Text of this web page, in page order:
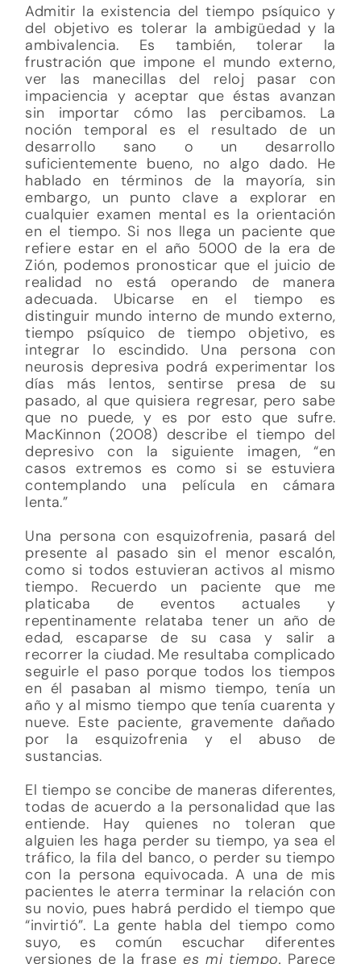
Admitir la existencia del tiempo psíquico y
del objetivo es tolerar la ambigüedad y la
ambivalencia. Es también, tolerar la
frustración que impone el mundo externo,
ver las manecillas del reloj pasar con
impaciencia y aceptar que éstas avanzan
sin importar cómo las percibamos. La
noción temporal es el resultado de un
desarrollo sano o un desarrollo
suficientemente bueno, no algo dado. He
hablado en términos de la mayoría, sin
embargo, un punto clave a explorar en
cualquier examen mental es la orientación
en el tiempo. Si nos llega un paciente que
refiere estar en el año 5000 de la era de
Zión, podemos pronosticar que el juicio de
realidad no está operando de manera
adecuada. Ubicarse en el tiempo es
distinguir mundo interno de mundo externo,
tiempo psíquico de tiempo objetivo, es
integrar lo escindido. Una persona con
neurosis depresiva podrá experimentar los
días más lentos, sentirse presa de su
pasado, al que quisiera regresar, pero sabe
que no puede, y es por esto que sufre.
MacKinnon (2008) describe el tiempo del
depresivo con la siguiente imagen, “en
casos extremos es como si se estuviera
contemplando una película en cámara
lenta.”
Una persona con esquizofrenia, pasará del
presente al pasado sin el menor escalón,
como si todos estuvieran activos al mismo
tiempo. Recuerdo un paciente que me
platicaba de eventos actuales y
repentinamente relataba tener un año de
edad, escaparse de su casa y salir a
recorrer la ciudad. Me resultaba complicado
seguirle el paso porque todos los tiempos
en él pasaban al mismo tiempo, tenía un
año y al mismo tiempo que tenía cuarenta y
nueve. Este paciente, gravemente dañado
por la esquizofrenia y el abuso de
sustancias.
El tiempo se concibe de maneras diferentes,
todas de acuerdo a la personalidad que las
entiende. Hay quienes no toleran que
alguien les haga perder su tiempo, ya sea el
tráfico, la fila del banco, o perder su tiempo
con la persona equivocada. A una de mis
pacientes le aterra terminar la relación con
su novio, pues habrá perdido el tiempo que
“invirtió”. La gente habla del tiempo como
suyo, es común escuchar diferentes
versiones de la frasees mi tiempo. Parece